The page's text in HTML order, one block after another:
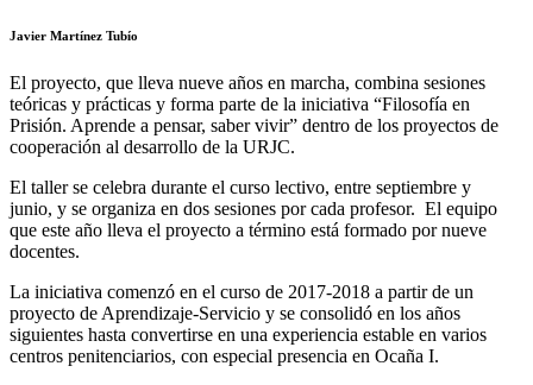
Javier Martínez Tubío
El proyecto, que lleva nueve años en marcha, combina sesiones
teóricas y prácticas y forma parte de la iniciativa “Filosofía en
Prisión. Aprende a pensar, saber vivir” dentro de los proyectos de
cooperación al desarrollo de la URJC.
El taller se celebra durante el curso lectivo, entre septiembre y
junio, y se organiza en dos sesiones por cada profesor. El equipo
que este año lleva el proyecto a término está formado por nueve
docentes.
La iniciativa comenzó en el curso de 2017-2018 a partir de un
proyecto de Aprendizaje-Servicio y se consolidó en los años
siguientes hasta convertirse en una experiencia estable en varios
centros penitenciarios, con especial presencia en Ocaña I.